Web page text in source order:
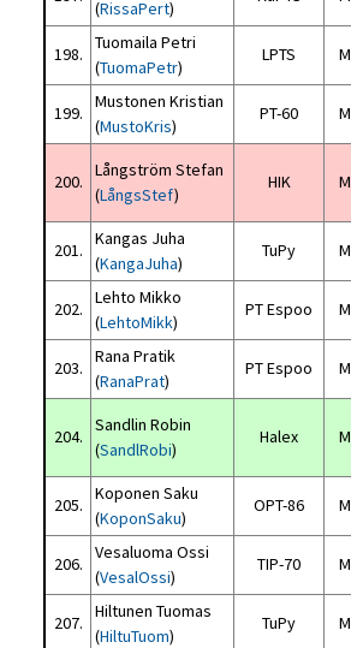
(RissaPert)
198.
Tuomaila Petri
(TuomaPetr)
LPTS M
199.
Mustonen Kristian
(MustoKris)
PT-60 M
200.
Långström Stefan
(LångsStef)
HIK M
201.
Kangas Juha
(KangaJuha)
TuPy M
202.
Lehto Mikko
(LehtoMikk)
PT Espoo M
203.
Rana Pratik
(RanaPrat)
PT Espoo M
204.
Sandlin Robin
(SandlRobi)
Halex M
205.
Koponen Saku
(KoponSaku)
OPT-86 M
206.
Vesaluoma Ossi
(VesalOssi)
TIP-70 M
207.
Hiltunen Tuomas
(HiltuTuom)
TuPy M